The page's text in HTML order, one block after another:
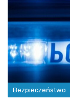
Bezpieczeństwo